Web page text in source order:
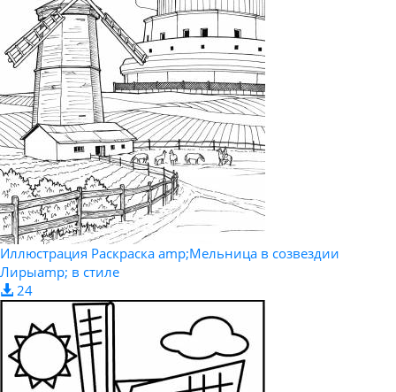
Иллюстрация Раскраска amp;Мельница в созвездии
Лирыamp; в стиле
24